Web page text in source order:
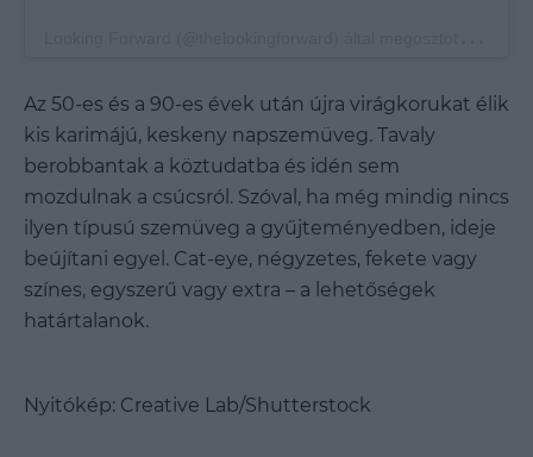
Az 50-es és a 90-es évek után újra virágkorukat élik
kis karimájú, keskeny napszemüveg. Tavaly
berobbantak a köztudatba és idén sem
mozdulnak a csúcsról. Szóval, ha még mindig nincs
ilyen típusú szemüveg a gyűjteményedben, ideje
beújítani egyel. Cat-eye, négyzetes, fekete vagy
színes, egyszerű vagy extra – a lehetőségek
határtalanok.
Nyitókép: Creative Lab/Shutterstock